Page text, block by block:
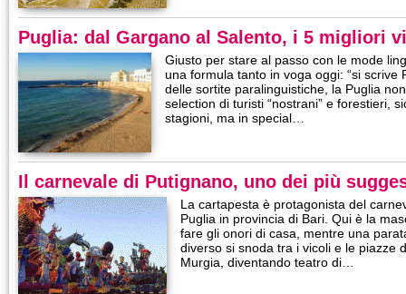
Puglia: dal Gargano al Salento, i 5 migliori
Giusto per stare al passo con le mode
una formula tanto in voga oggi: “si scrive
delle sortite paralinguistiche, la Puglia
selection di turisti “nostrani” e forestieri,
stagioni, ma in special…
Il carnevale di Putignano, uno dei più
La cartapesta è protagonista del
Puglia in provincia di Bari. Qui è la
fare gli onori di casa, mentre una
diverso si snoda tra i vicoli e le piazze
Murgia, diventando teatro di…